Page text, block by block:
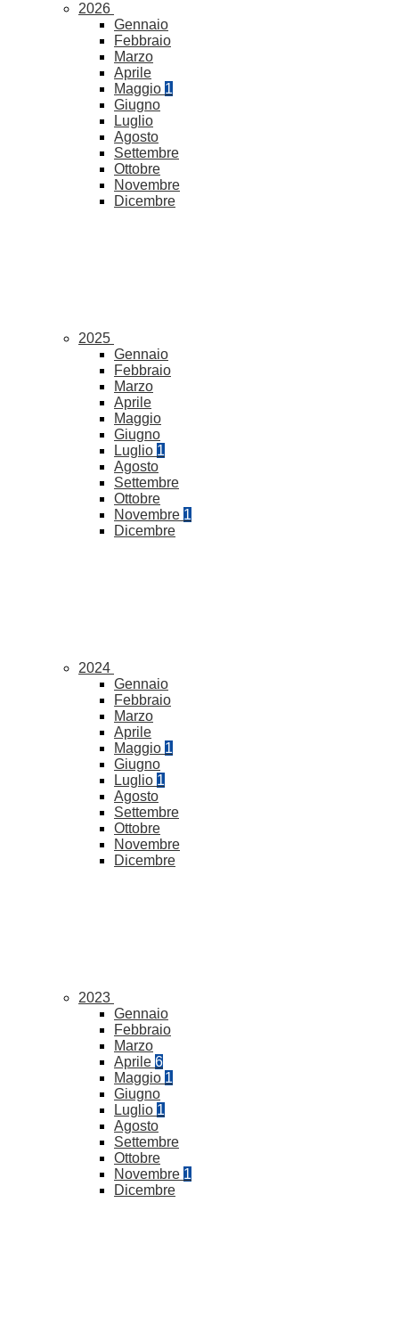
2026
Gennaio
Febbraio
Marzo
Aprile
Maggio 1
Giugno
Luglio
Agosto
Settembre
Ottobre
Novembre
Dicembre
2025
Gennaio
Febbraio
Marzo
Aprile
Maggio
Giugno
Luglio 1
Agosto
Settembre
Ottobre
Novembre 1
Dicembre
2024
Gennaio
Febbraio
Marzo
Aprile
Maggio 1
Giugno
Luglio 1
Agosto
Settembre
Ottobre
Novembre
Dicembre
2023
Gennaio
Febbraio
Marzo
Aprile 6
Maggio 1
Giugno
Luglio 1
Agosto
Settembre
Ottobre
Novembre 1
Dicembre